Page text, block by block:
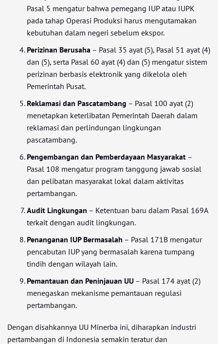
Pasal 5 mengatur bahwa pemegang IUP atau IUPK
pada tahap Operasi Produksi harus mengutamakan
kebutuhan dalam negeri sebelum ekspor.
Perizinan Berusaha – Pasal 35 ayat (5), Pasal 51 ayat (4)
dan (5), serta Pasal 60 ayat (4) dan (5) mengatur sistem
perizinan berbasis elektronik yang dikelola oleh
Pemerintah Pusat.
Reklamasi dan Pascatambang – Pasal 100 ayat (2)
menetapkan keterlibatan Pemerintah Daerah dalam
reklamasi dan perlindungan lingkungan
pascatambang.
Pengembangan dan Pemberdayaan Masyarakat –
Pasal 108 mengatur program tanggung jawab sosial
dan pelibatan masyarakat lokal dalam aktivitas
pertambangan.
Audit Lingkungan – Ketentuan baru dalam Pasal 169A
terkait dengan audit lingkungan.
Penanganan IUP Bermasalah – Pasal 171B mengatur
pencabutan IUP yang bermasalah karena tumpang
tindih dengan wilayah lain.
Pemantauan dan Peninjauan UU – Pasal 174 ayat (2)
menegaskan mekanisme pemantauan regulasi
pertambangan.
Dengan disahkannya UU Minerba ini, diharapkan industri
pertambangan di Indonesia semakin teratur dan